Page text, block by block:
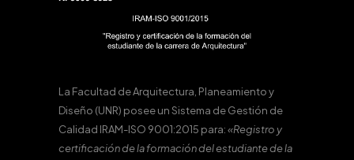
La Facultad de Arquitectura, Planeamiento y
Diseño (UNR) posee un Sistema de Gestión de
Calidad IRAM-ISO 9001:2015 para:«Registro y
certificación de la formación del estudiante de la